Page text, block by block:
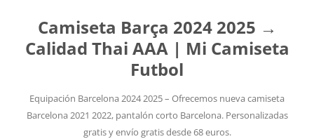
Camiseta Barça 2024 2025 →
Calidad Thai AAA | Mi Camiseta
Futbol
Equipación Barcelona 2024 2025 – Ofrecemos nueva camiseta
Barcelona 2021 2022, pantalón corto Barcelona. Personalizadas
gratis y envío gratis desde 68 euros.